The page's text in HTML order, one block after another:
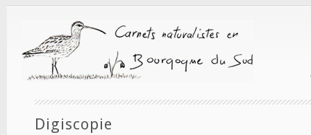
Digiscopie